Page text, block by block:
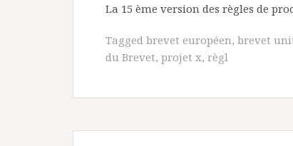
La 15 ème version des règles de
Tagged brevet européen, brevet
du Brevet, projet x, règl